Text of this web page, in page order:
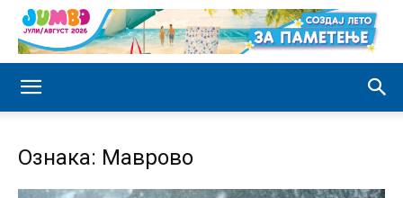
Ознака: Маврово